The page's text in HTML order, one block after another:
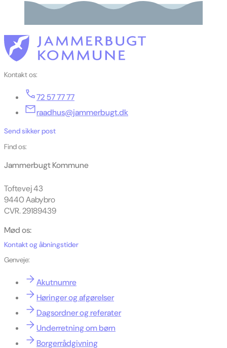
Kontakt os:
72 57 77 77
raadhus@jammerbugt.dk
Send sikker post
Find os:
Jammerbugt Kommune
Toftevej 43
9440 Aabybro
CVR. 29189439
Mød os:
Kontakt og åbningstider
Genveje:
Akutnumre
Høringer og afgørelser
Dagsordner og referater
Underretning om børn
Borgerrådgivning